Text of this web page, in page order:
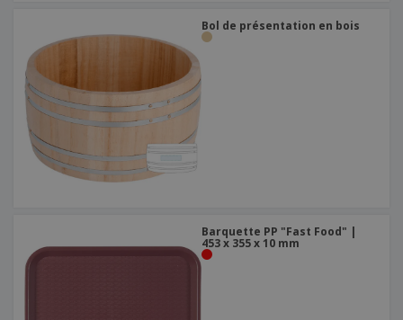
Bol de présentation en bois
Barquette PP "Fast Food" |
453 x 355 x 10 mm